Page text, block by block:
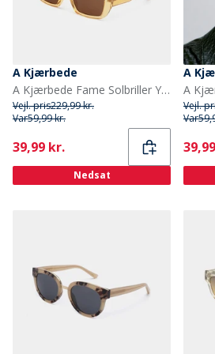
A Kjærbede
A Kjærbede Fame Solbriller Yellow Transparent
Vejl. pris229,99 kr.
Var59,99 kr.
Current
39,99 kr.
Nedsat
A
Vejl.
Var